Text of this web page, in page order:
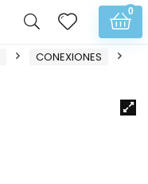
0
CONEXIONES